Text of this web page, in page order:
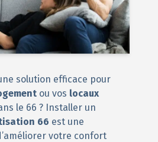
solution efficace pour
ou vos locaux
le 66 ? Installer un
66 est une
votre confort